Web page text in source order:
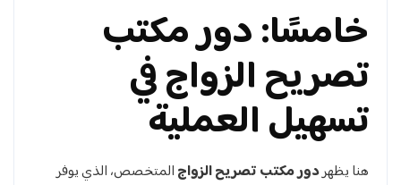
خامسًا: دور مكتب
تصريح الزواج في
تسهيل العملية
هنا يظهردور مكتب تصريح الزواجالمتخصص، الذي يوفر